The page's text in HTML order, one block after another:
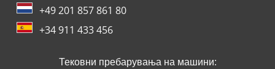
+49 201 857 861 80
+34 911 433 456
Тековни пребарувања на машини: